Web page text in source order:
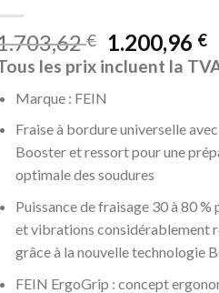
€ 1.200,96 €
les prix incluent la
Marque : FEIN
Fraise à bordure universelle
Booster et ressort pour une
optimale des soudures
Puissance de fraisage 30 à 80 %
et vibrations considérablement
grâce à la nouvelle technologie
FEIN ErgoGrip : concept